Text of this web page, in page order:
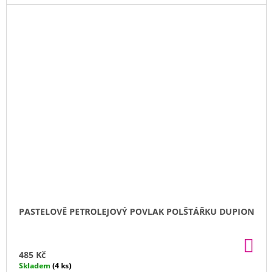
PASTELOVĚ PETROLEJOVÝ POVLAK POLŠTÁŘKU DUPION
485 Kč
Skladem (4 ks)